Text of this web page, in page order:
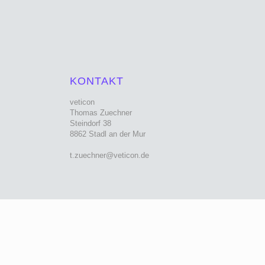
KONTAKT
veticon
Thomas Zuechner
Steindorf 38
8862 Stadl an der Mur
t.zuechner@veticon.de